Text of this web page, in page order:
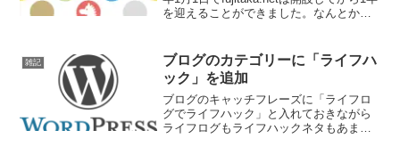
を迎えることができました。なんとか続
ている方があってことだと思います。今
年...
雑記
ブログのカテゴリーに「ライフハ
ック」を追加
ブログのキャッチフレーズに「ライフロ
グでライフハック」と入れておきながら
ライフログもライフハックネタもあまり